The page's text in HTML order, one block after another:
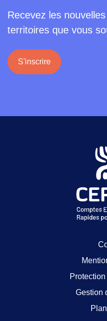
Recevez les
territoires que vous
S'inscrire
Gestion